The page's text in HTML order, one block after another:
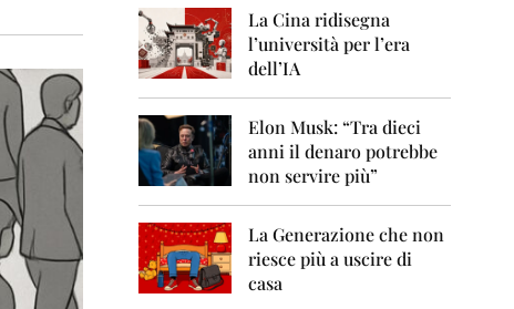
2
0
0
8
2
La Cina ridisegna
l’università per l’era
dell’IA
Elon Musk: “Tra dieci
anni il denaro potrebbe
non servire più”
La Generazione che non
riesce più a uscire di
casa